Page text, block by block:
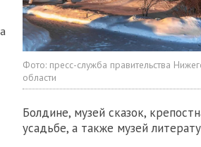
Фото: пресс-служба правительства
области
Болдине, музей сказок,
усадьбе, а также музей